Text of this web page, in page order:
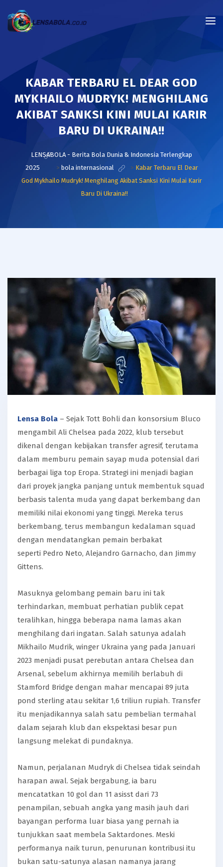
KABAR TERBARU EL DEAR GOD
MYKHAILO MUDRYK! MENGHILANG
AKIBAT SANKSI KINI MULAI KARIR
BARU DI UKRAINA!!
LENSABOLA - Berita Bola Dunia & Indonesia Terlengkap
2025
> bola internasional > Kabar Terbaru El Dear
God Mykhailo Mudryk! Menghilang Akibat Sanksi Kini Mulai Karir
Baru Di Ukraina!!
Lensa Bola – Sejak Tott Bohli dan konsorsium Bluco
mengambil Ali Chelsea pada 2022, klub tersebut
dikenal dengan kebijakan transfer agresif, terutama
dalam memburu pemain sayap muda potensial dari
berbagai liga top Eropa. Strategi ini menjadi bagian
dari proyek jangka panjang untuk membentuk squad
berbasis talenta muda yang dapat berkembang dan
memiliki nilai ekonomi yang tinggi. Mereka terus
berkembang, terus membangun kedalaman squad
dengan mendatangkan pemain berbakat
seperti Pedro Neto, Alejandro Garnacho, dan Jimmy
Gittens.
Masuknya gelombang pemain baru ini tak
terhindarkan, membuat perhatian publik cepat
teralihkan, hingga beberapa nama lamas akan
menghilang dari ingatan. Salah satunya adalah
Mikhailo Mudrik, winger Ukraina yang pada Januari
2023 menjadi pusat perebutan antara Chelsea dan
Arsenal, sebelum akhirnya memilih berlabuh di
Stamford Bridge dengan mahar mencapai 89 juta
pond sterling atau sekitar 1,6 triliun rupiah. Transfer
itu menjadikannya salah satu pembelian termahal
dalam sejarah klub dan ekspektasi besar pun
langsung melekat di pundaknya.
Namun, perjalanan Mudryk di Chelsea tidak seindah
harapan awal. Sejak bergabung, ia baru
mencatatkan 10 gol dan 11 asisst dari 73
penampilan, sebuah angka yang masih jauh dari
bayangan performa luar biasa yang pernah ia
tunjukkan saat membela Saktardones. Meski
performanya naik turun, penurunan kontribusi itu
bukan satu-satunya alasan namanya jarang